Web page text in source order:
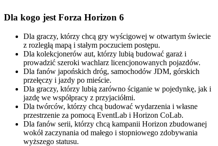
Dla kogo jest Forza Horizon 6
Dla graczy, którzy chcą gry wyścigowej w otwartym świecie
z rozległą mapą i stałym poczuciem postępu.
Dla kolekcjonerów aut, którzy lubią budować garaż i
prowadzić szeroki wachlarz licencjonowanych pojazdów.
Dla fanów japońskich dróg, samochodów JDM, górskich
przełęczy i jazdy po mieście.
Dla graczy, którzy lubią zarówno ściganie w pojedynkę, jak i
jazdę we współpracy z przyjaciółmi.
Dla twórców, którzy chcą budować wydarzenia i własne
przestrzenie za pomocą EventLab i Horizon CoLab.
Dla fanów serii, którzy chcą kampanii Horizon zbudowanej
wokół zaczynania od małego i stopniowego zdobywania
wyższego statusu.